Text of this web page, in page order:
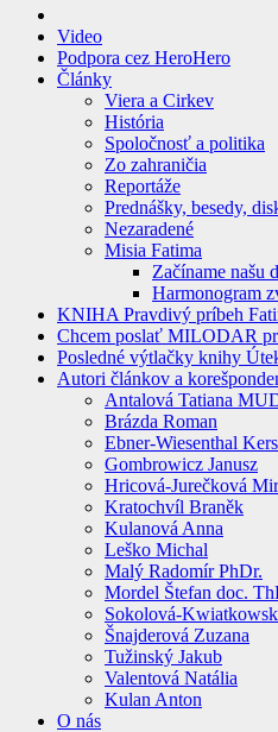
Video
Podpora cez HeroHero
Články
Viera a Cirkev
História
Spoločnosť a politika
Zo zahraničia
Reportáže
Prednášky, besedy,
Nezaradené
Misia Fatima
Začíname našu
Harmonogram
KNIHA Pravdivý príbeh
Chcem poslať MILODAR
Posledné výtlačky knihy
Autori článkov a
Antalová Tatiana
Brázda Roman
Ebner-Wiesenthal
Gombrowicz Janusz
Hricová-Jurečková
Kratochvíl Braněk
Kulanová Anna
Leško Michal
Malý Radomír PhDr.
Mordel Štefan doc.
Sokolová-
Šnajderová Zuzana
Tužinský Jakub
Valentová Natália
Kulan Anton
O nás